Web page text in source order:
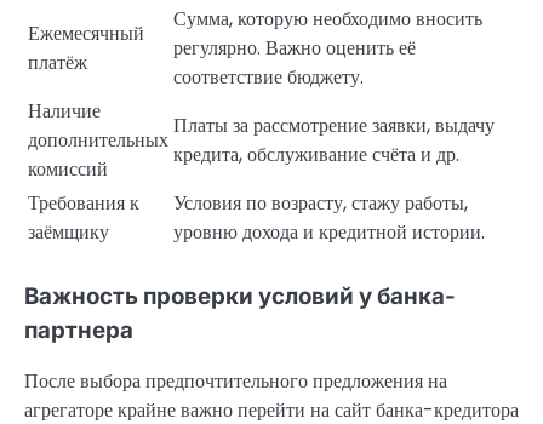
Ежемесячный
платёж
Сумма, которую необходимо вносить
регулярно. Важно оценить её
соответствие бюджету.
Наличие
дополнительных
комиссий
Платы за рассмотрение заявки, выдачу
кредита, обслуживание счёта и др.
Требования к
заёмщику
Условия по возрасту, стажу работы,
уровню дохода и кредитной истории.
Важность проверки условий у банка-
партнера
После выбора предпочтительного предложения на
агрегаторе крайне важно перейти на сайт банка-кредитора